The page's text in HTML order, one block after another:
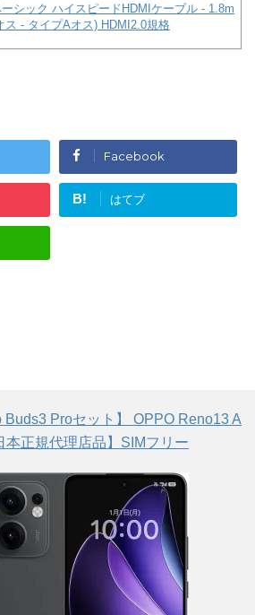
シック ハイスピードHDMIケーブル - 1.8m
ス - タイプAオス) HDMI2.0規格
Facebook
B! はてブ
Buds3 Proセット】 OPPO Reno13 A
本正規代理店品】SIMフリー